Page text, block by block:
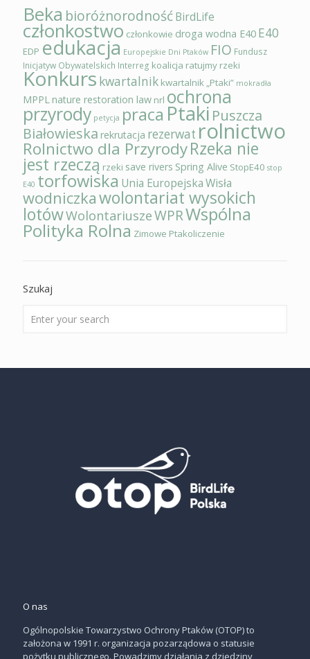
Beka bioróżnorodnośćBirdLife
członkostwo członkowie droga wodna E40 E40
EDP edukacja Europejskie Dni Ptaków FIO Fundusz
Inicjatyw Obywatelskich Interreg koalicja ratujmy rzeki
Konkurs kwartalnik kwartalnik „Ptaki” mokradła
MPPLnature restoration law nrl ochrona
przyrody petycja praca Ptaki Puszcza
Białowieska rekrutacja rezerwat rolnictwo
Rolnictwo dla PrzyrodyRzeka nie
jest rzeczą rzeki save rivers Spring Alive StopE40 stop
E40 torfowiska Unia EuropejskaWisła
wodniczkawolontariat wysokich
lotówWolontariuszeWPRWspólna
Polityka Rolna Zimowe Ptakoliczenie
Szukaj
O nas
Ogólnopolskie Towarzystwo Ochrony Ptaków (OTOP) to
założona w 1991 r. organizacja pozarządowa o statusie
pożytku publicznego. Powadzimy działania z dziedziny